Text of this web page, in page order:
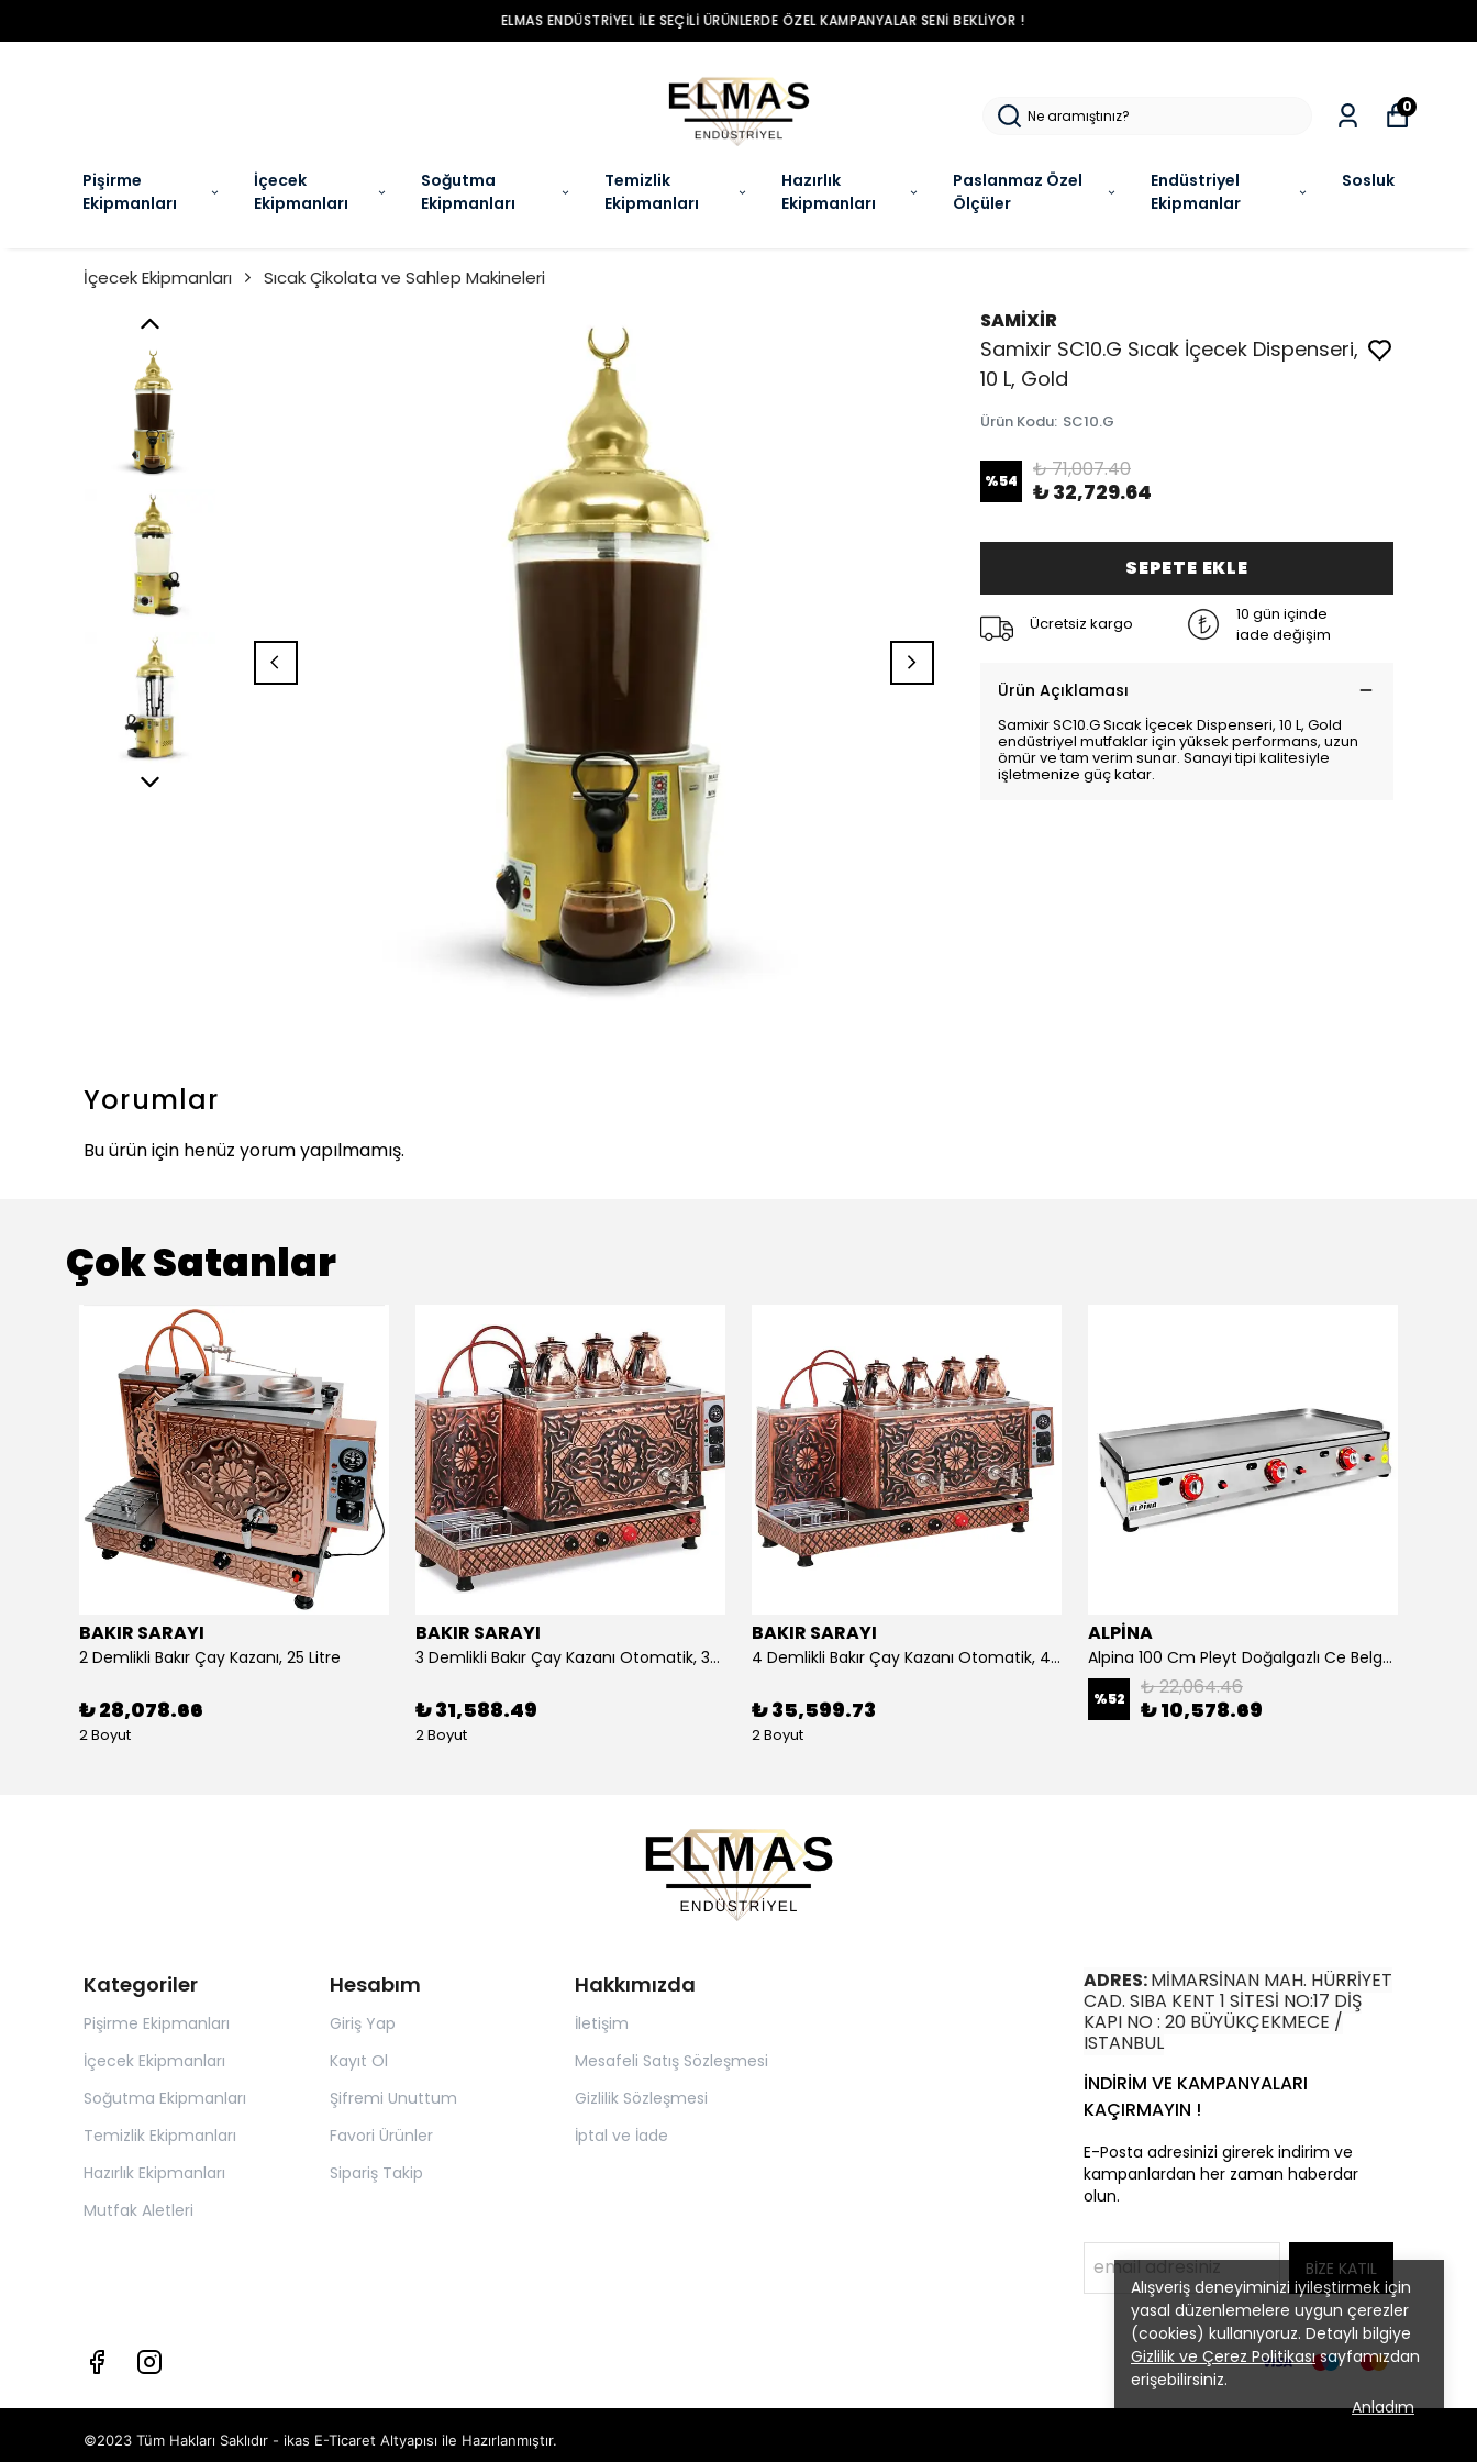
ELMAS ENDÜSTRIYEL ILE SEÇILI ÜRÜNLERDE ÖZEL KAMPANYALAR SENI BEKLIYOR !
Pişirme
Ekipmanları
İçecek
Ekipmanları
Soğutma
Ekipmanları
Temizlik
Ekipmanları
Hazırlık
Ekipmanları
Paslanmaz Özel
Ölçüler
Endüstriyel
Ekipmanlar
Sosluk
0
Alışveriş deneyiminizi iyileştirmek için
yasal düzenlemelere uygun çerezler
(cookies) kullanıyoruz. Detaylı bilgiye
Gizlilik ve Çerez Politikasısayfamızdan
erişebilirsiniz.
Anladım
İçecek Ekipmanları Sıcak Çikolata ve Sahlep Makineleri
SAMİXİR
Samixir SC10.G Sıcak İçecek Dispenseri,
10 L, Gold
Ürün Kodu: SC10.G
%54 ₺ 71,007.40
₺ 32,729.64
SEPETE EKLE
Ücretsiz kargo
10 gün içinde
iade değişim
Ürün Açıklaması
Samixir SC10.G Sıcak İçecek Dispenseri, 10 L, Gold
endüstriyel mutfaklar için yüksek performans, uzun
ömür ve tam verim sunar. Sanayi tipi kalitesiyle
işletmenize güç katar.
Yorumlar
Bu ürün için henüz yorum yapılmamış.
Çok Satanlar
BAKIR SARAYI
2 Demlikli Bakır Çay Kazanı, 25 Litre
₺ 28,078.66
2 Boyut
BAKIR SARAYI
3 Demlikli Bakır Çay Kazanı Otomatik, 30 Litre
₺ 31,588.49
2 Boyut
BAKIR SARAYI
4 Demlikli Bakır Çay Kazanı Otomatik, 40 Litre
₺ 35,599.73
2 Boyut
ALPİNA
Alpina 100 Cm Pleyt Doğalgazlı Ce Belgeli
%52 ₺ 22,064.46
₺ 10,578.69
Kategoriler
Pişirme Ekipmanları
İçecek Ekipmanları
Soğutma Ekipmanları
Temizlik Ekipmanları
Hazırlık Ekipmanları
Mutfak Aletleri
Hesabım
Giriş Yap
Kayıt Ol
Şifremi Unuttum
Favori Ürünler
Sipariş Takip
Hakkımızda
İletişim
Mesafeli Satış Sözleşmesi
Gizlilik Sözleşmesi
İptal ve İade
ADRES:MİMARSİNAN MAH. HÜRRİYET
CAD. SIBA KENT 1 SİTESİ NO:17 DİŞ
KAPI NO : 20 BÜYÜKÇEKMECE /
ISTANBUL
İNDİRİM VE KAMPANYALARI
KAÇIRMAYIN !
E-Posta adresinizi girerek indirim ve
kampanlardan her zaman haberdar
olun.
BİZE KATIL
©2023 Tüm Hakları Saklıdır - ikas E-Ticaret Altyapısı ile Hazırlanmıştır.